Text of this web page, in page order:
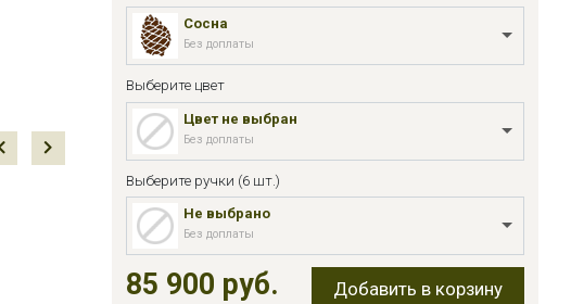
Сосна
Без доплаты
Выберите цвет
Цвет не выбран
Без доплаты
Выберите ручки (6 шт.)
Не выбрано
Без доплаты
85 900 руб. Добавить в корзину